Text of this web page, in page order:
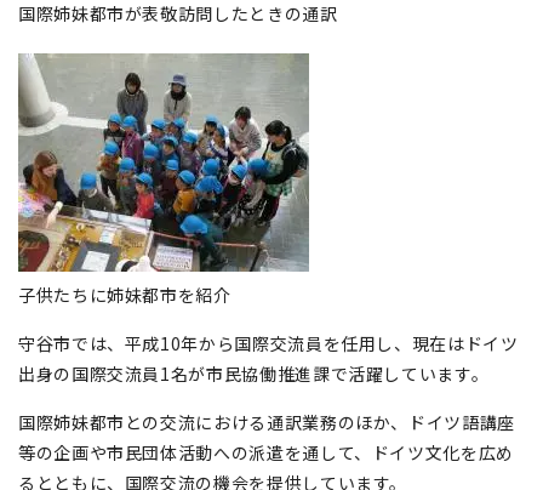
国際姉妹都市が表敬訪問したときの通訳
子供たちに姉妹都市を紹介
守谷市では、平成10年から国際交流員を任用し、現在はドイツ
出身の国際交流員1名が市民協働推進課で活躍しています。
国際姉妹都市との交流における通訳業務のほか、ドイツ語講座
等の企画や市民団体活動への派遣を通して、ドイツ文化を広め
るとともに、国際交流の機会を提供しています。